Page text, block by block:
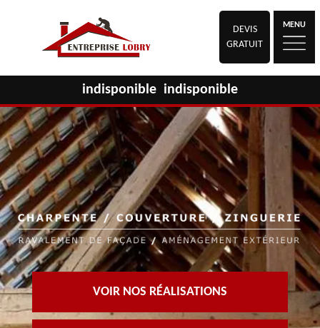
DEVIS
GRATUIT
MENU
indisponible indisponible
VOIR NOS RÉALISATIONS